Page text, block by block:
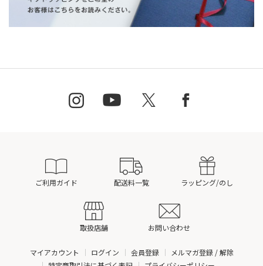
ご利用ガイド 配送料一覧 ラッピング/のし
取扱店舗 お問い合わせ
マイアカウント ログイン 会員登録
メルマガ登録 / 解除